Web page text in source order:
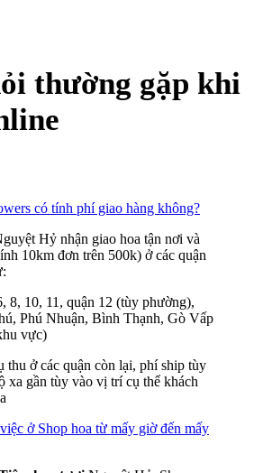
thường gặp khi
có tính phí giao hàng không?
Hỷ nhận giao hoa tận nơi và
10km đơn trên 500k) ở các quận
8, 10, 11, quận 12 (tùy phường),
Phú Nhuận, Bình Thạnh, Gò Vấp
vực)
thu ở các quận còn lại, phí ship tùy
xa gần tùy vào vị trí cụ thể khách
ở Shop hoa từ mấy giờ đến mấy